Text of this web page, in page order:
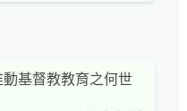
基督教教育之何世